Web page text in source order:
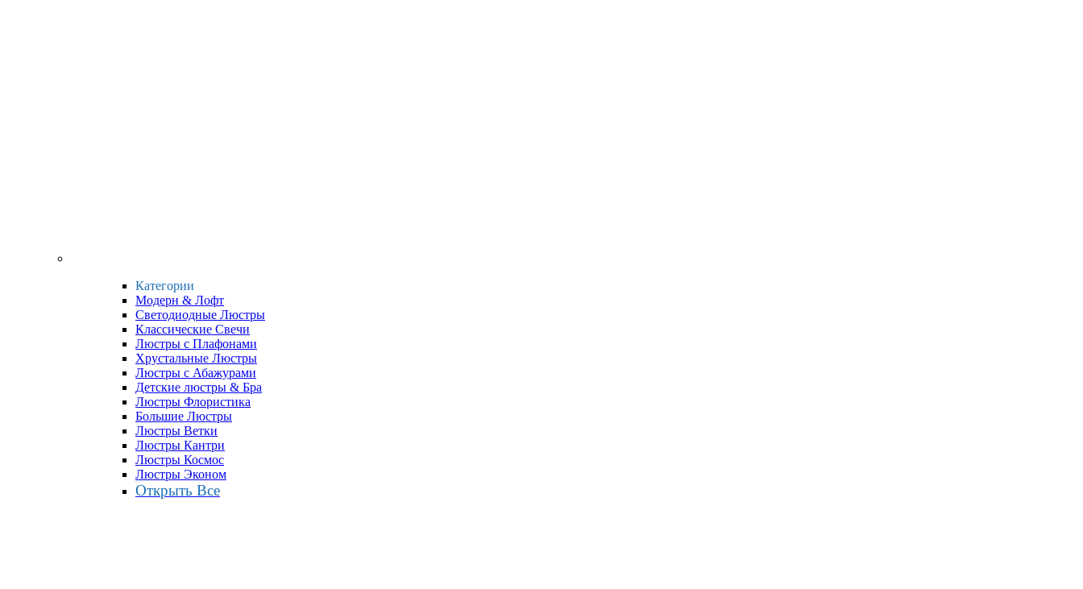
Категории
Модерн & Лофт
Светодиодные Люстры
Классические Свечи
Люстры с Плафонами
Хрустальные Люстры
Люстры с Абажурами
Детские люстры & Бра
Люстры Флористика
Большие Люстры
Люстры Ветки
Люстры Кантри
Люстры Космос
Люстры Эконом
Открыть Все